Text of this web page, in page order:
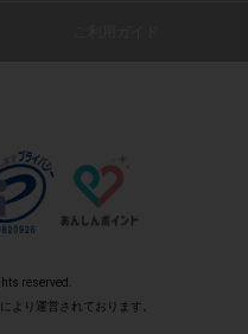
印字されていても問題ご
ます。
たした画像をお送りくだ
剃れます。
reserved.
により運営されております。